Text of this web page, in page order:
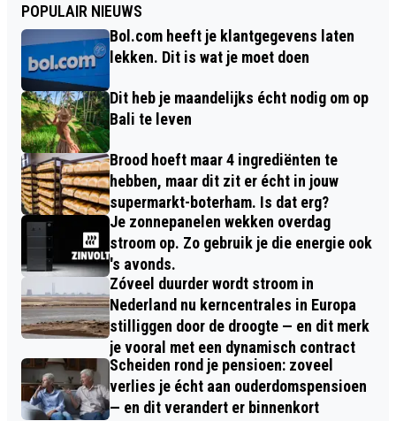
POPULAIR NIEUWS
Bol.com heeft je klantgegevens laten
lekken. Dit is wat je moet doen
Dit heb je maandelijks écht nodig om op
Bali te leven
Brood hoeft maar 4 ingrediënten te
hebben, maar dit zit er écht in jouw
supermarkt-boterham. Is dat erg?
Je zonnepanelen wekken overdag
stroom op. Zo gebruik je die energie ook
's avonds.
Zóveel duurder wordt stroom in
Nederland nu kerncentrales in Europa
stilliggen door de droogte — en dit merk
je vooral met een dynamisch contract
Scheiden rond je pensioen: zoveel
verlies je écht aan ouderdomspensioen
— en dit verandert er binnenkort